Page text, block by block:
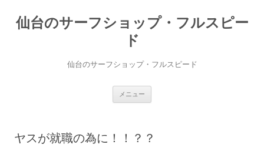
仙台のサーフショップ・フルスピー
ド
仙台のサーフショップ・フルスピード
メニュー
ス
ヤスが就職の為に！！？？